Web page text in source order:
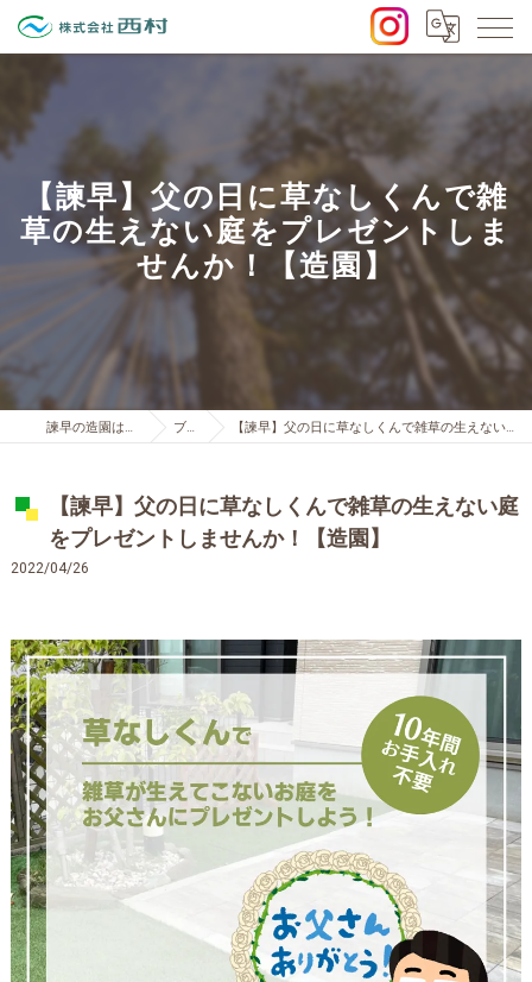
【諫早】父の日に草なしくんで雑
草の生えない庭をプレゼントしま
せんか！【造園】
諫早の造園は株式会社西村 ブログ 【諫早】父の日に草なしくんで雑草の生えない庭をプレゼントしませんか！【造園】
【諫早】父の日に草なしくんで雑草の生えない庭
をプレゼントしませんか！【造園】
2022/04/26